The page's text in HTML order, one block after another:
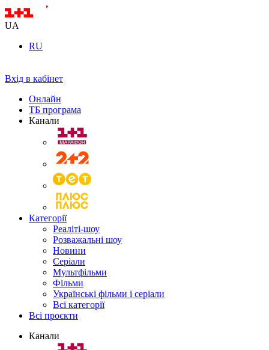
UA
RU
Вхід в кабінет
Онлайн
ТБ програма
Канали
Категорії
Реаліті-шоу
Розважальні шоу
Новини
Серіали
Мультфільми
Фільми
Українські фільми і серіали
Всі категорії
Всі проєкти
Канали